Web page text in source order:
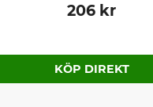
206 kr